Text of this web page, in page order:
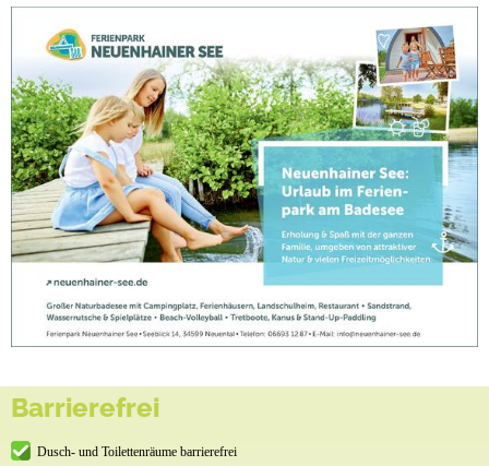
Barrierefrei
Dusch- und Toilettenräume barrierefrei